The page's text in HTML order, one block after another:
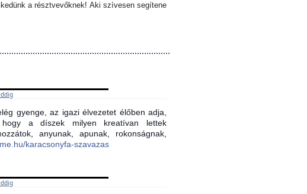
a résztvevőknek! Aki szívesen segítene
gyenge, az igazi élvezetet élőben adja,
hogy a díszek milyen kreatívan lettek
anyunak, apunak, rokonságnak,
karacsonyfa-szavazas